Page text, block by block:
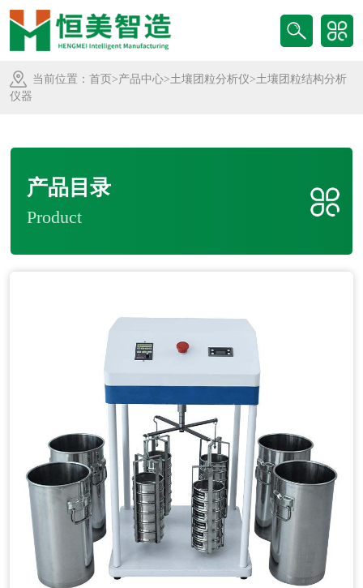
当前位置： 首页 >产品中心>土壤团粒分析仪>土壤团粒结构分析
仪器
产品目录
Product